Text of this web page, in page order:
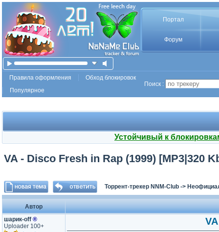
Портал
Форум
Правила оформления
Обход блокировок
Популярное
Поиск :
Устойчивый к
VA - Disco Fresh in Rap (1999) [MP3|320
Торрент-трекер NNM-Club ->
Автор
шарик-off ®
Uploader 100+